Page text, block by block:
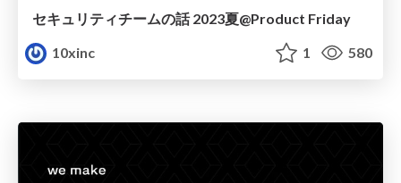
セキュリティチームの話 2023夏@Product Friday
10xinc
1 580